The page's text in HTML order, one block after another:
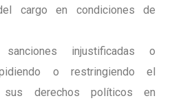
cargo en condiciones de
injustificadas o
o restringiendo el
derechos políticos en